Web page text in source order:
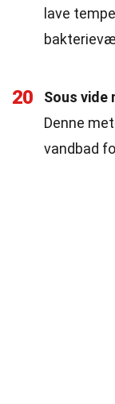
lave
20 Sous vide
Denne
vandbad